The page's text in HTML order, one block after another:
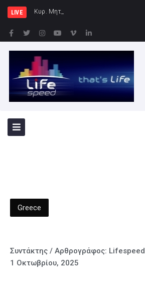
LIVE Κυρ. Μητσοτάκης: Η χώρα δεν μπ
Greece
Συντάκτης / Αρθρογράφος: Lifespeed
1 Οκτωβρίου, 2025